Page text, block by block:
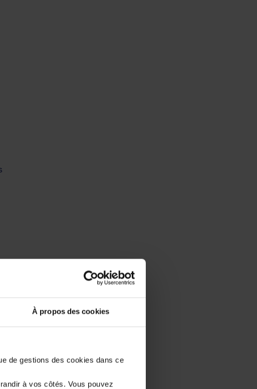
À propos des cookies
de gestions des cookies dans ce
à vos côtés. Vous pouvez